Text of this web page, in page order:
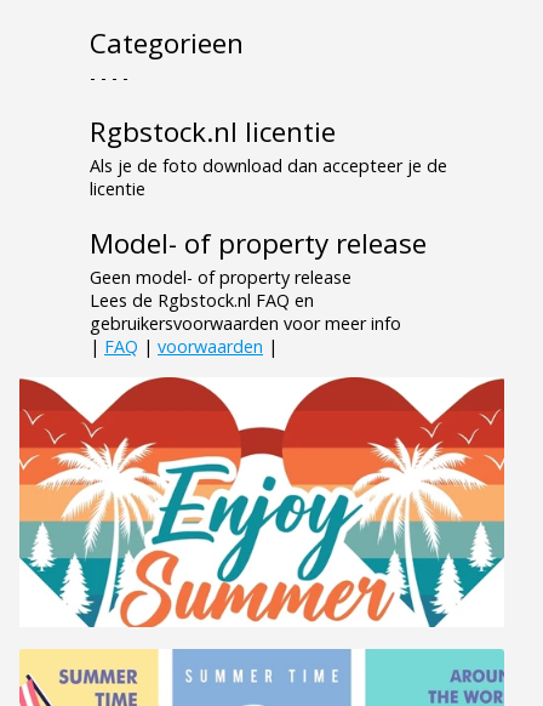
Categorieen
- - - -
Rgbstock.nl licentie
Als je de foto download dan accepteer je de
licentie
Model- of property release
Geen model- of property release
Lees de Rgbstock.nl FAQ en
gebruikersvoorwaarden voor meer info
| FAQ | voorwaarden |